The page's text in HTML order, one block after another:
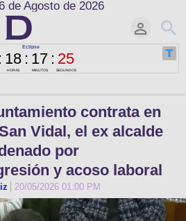
de Agosto de 2026
contrata en
Vidal, el ex alcalde
por
y acoso laboral
20/05/2026 01:00 PM